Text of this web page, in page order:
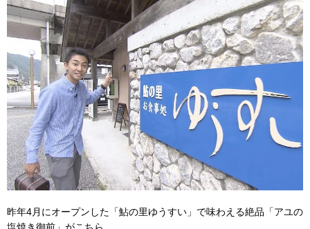
昨年4月にオープンした「鮎の里ゆうすい」で味わえる絶品「アユの